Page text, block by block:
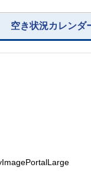
空き状況カレンダ